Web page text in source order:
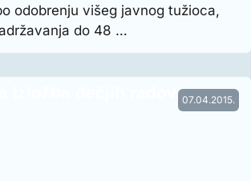
odobrenju višeg javnog tužioca,
do 48 …
07.04.2015.
izložba dečjih radova